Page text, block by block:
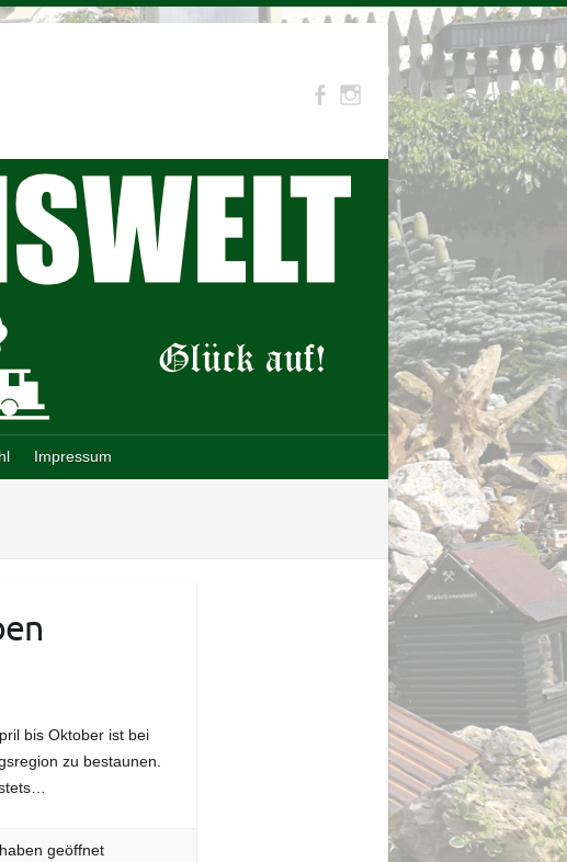
Impressum
bis Oktober ist bei
zu bestaunen.
geöffnet